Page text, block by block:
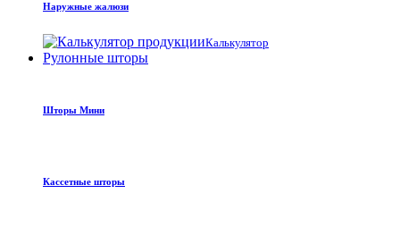
Наружные жалюзи
Калькулятор
Рулонные шторы
Шторы Мини
Кассетные шторы